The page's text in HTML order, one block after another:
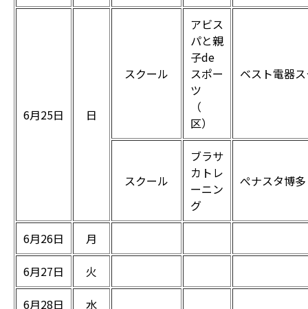
6月25日 日
スクール
アビス
パと親
子de
スポー
ツ
（
区）
ベスト電器
スクール
ブラサ
カトレ
ーニン
グ
ぺナスタ博多
6月26日
月
6月27日
火
6月28日
水